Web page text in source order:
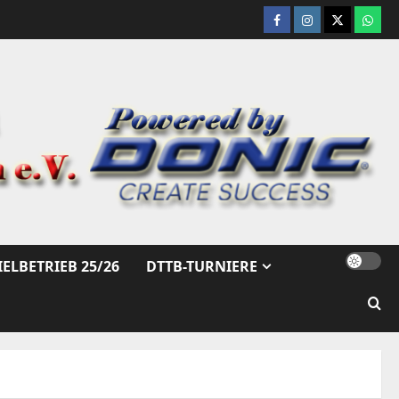
Facebook
Instagram
X
25/26 DTTB-TURNIERE